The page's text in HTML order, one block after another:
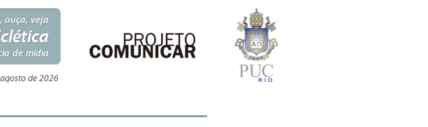
ouça, veja
de mídia
de 2026